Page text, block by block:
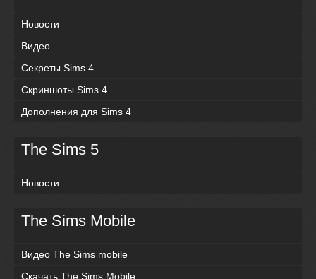
Новости
Видео
Секреты Sims 4
Скриншоты Sims 4
Дополнения для Sims 4
The Sims 5
Новости
The Sims Mobile
Видео The Sims mobile
Скачать The Sims Mobile